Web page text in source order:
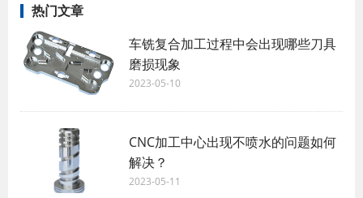
热门文章
车铣复合加工过程中会出现哪些刀具
磨损现象
2023-05-10
CNC加工中心出现不喷水的问题如何
解决？
2023-05-11